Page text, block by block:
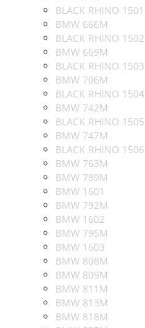
BLACK RHINO 1501
BMW 666M
BLACK RHINO 1502
BMW 669M
BLACK RHINO 1503
BMW 706M
BLACK RHINO 1504
BMW 742M
BLACK RHINO 1505
BMW 747M
BLACK RHINO 1506
BMW 763M
BMW 789M
BMW 1601
BMW 792M
BMW 1602
BMW 795M
BMW 1603
BMW 808M
BMW 809M
BMW 811M
BMW 813M
BMW 818M